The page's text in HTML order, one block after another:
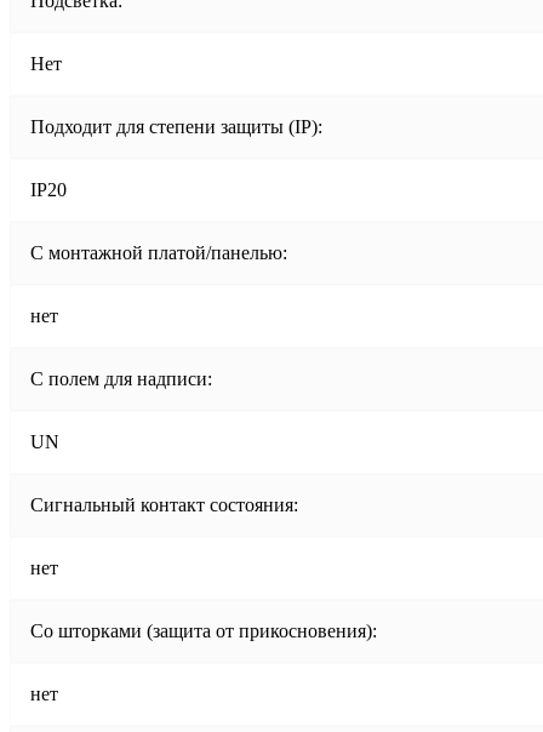
Нет
Подходит для степени защиты (IP):
IP20
С монтажной платой/панелью:
нет
С полем для надписи:
UN
Сигнальный контакт состояния:
нет
Со шторками (защита от прикосновения):
нет